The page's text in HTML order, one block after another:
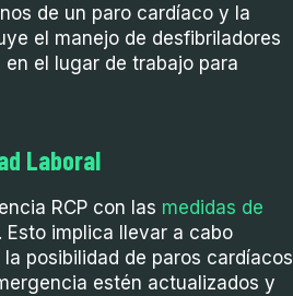
de un paro cardíaco y la
el manejo de desfibriladores
el lugar de trabajo para
Laboral
RCP con las medidas de
implica llevar a cabo
posibilidad de paros cardíacos
estén actualizados y